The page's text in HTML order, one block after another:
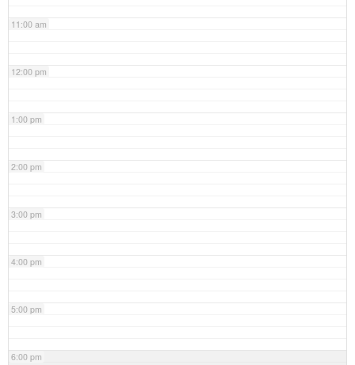
11:00 am
12:00 pm
1:00 pm
2:00 pm
3:00 pm
4:00 pm
5:00 pm
6:00 pm